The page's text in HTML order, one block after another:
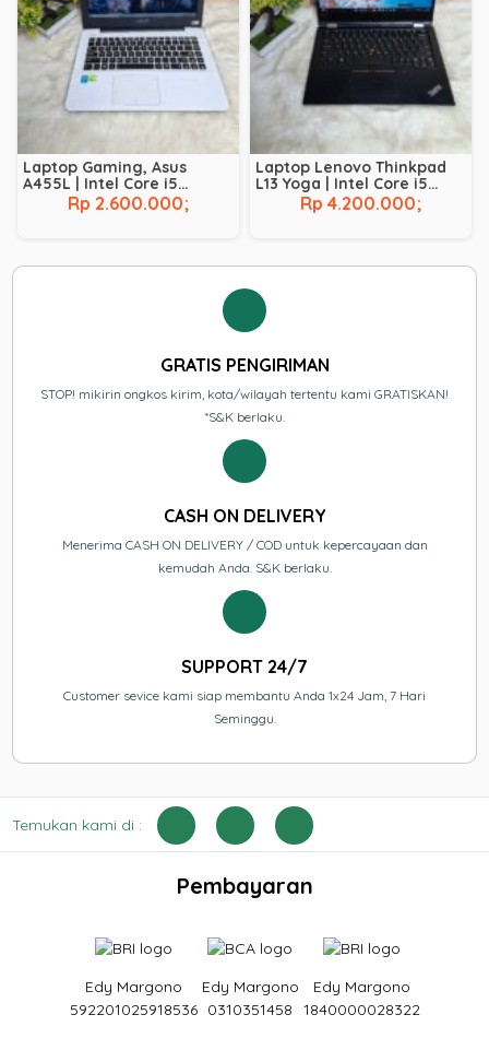
Laptop Gaming, Asus
A455L | Intel Core i5
Broadwell – 5200U | NVIDIA
GeForce 930M | RAM 8 GB |
Rp 2.600.000;
Laptop Lenovo Thinkpad
L13 Yoga | Intel Core i5
Comet Lake – 10210U | RAM
8 GB | SSD 256 GB |
Rp 4.200.000;
GRATIS PENGIRIMAN
STOP! mikirin ongkos kirim, kota/wilayah tertentu kami GRATISKAN!
*S&K berlaku.
CASH ON DELIVERY
Menerima CASH ON DELIVERY / COD untuk kepercayaan dan
kemudah Anda. S&K berlaku.
SUPPORT 24/7
Customer sevice kami siap membantu Anda 1x24 Jam, 7 Hari
Seminggu.
Temukan kami di :
Pembayaran
Edy Margono
592201025918536
Edy Margono
0310351458
Edy Margono
1840000028322